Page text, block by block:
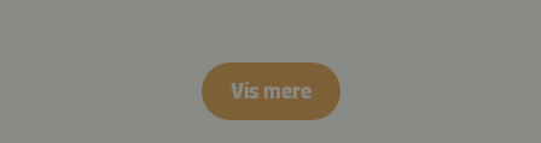
Vis mere